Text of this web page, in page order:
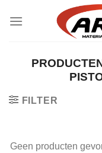
naar
FILTER
Geen producten